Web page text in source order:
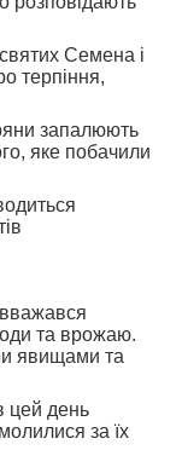
Семена і
терпіння,
запалюють
яке побачили
та врожаю.
явищами та
цей день
за їх